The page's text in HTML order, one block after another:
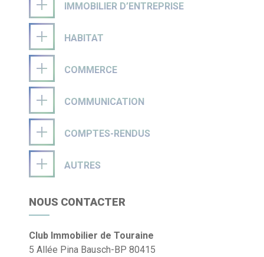
IMMOBILIER D’ENTREPRISE
HABITAT
COMMERCE
COMMUNICATION
COMPTES-RENDUS
AUTRES
NOUS CONTACTER
Club Immobilier de Touraine
5 Allée Pina Bausch-BP 80415